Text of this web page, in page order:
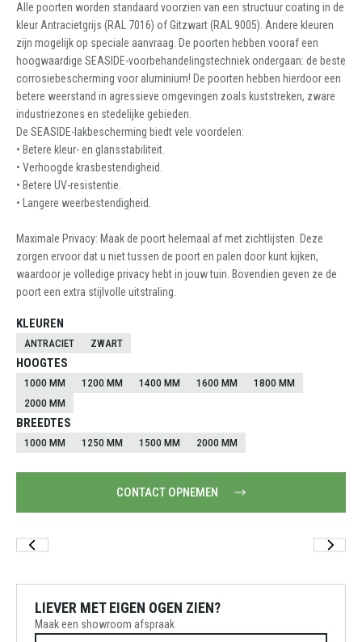
Alle poorten worden standaard voorzien van een structuur coating in de
kleur Antracietgrijs (RAL 7016) of Gitzwart (RAL 9005). Andere kleuren
zijn mogelijk op speciale aanvraag. De poorten hebben vooraf een
hoogwaardige SEASIDE-voorbehandelingstechniek ondergaan: de beste
corrosiebescherming voor aluminium! De poorten hebben hierdoor een
betere weerstand in agressieve omgevingen zoals kuststreken, zware
industriezones en stedelijke gebieden.
De SEASIDE-lakbescherming biedt vele voordelen:
• Betere kleur- en glansstabiliteit.
• Verhoogde krasbestendigheid.
• Betere UV-resistentie.
• Langere weerbestendigheid.
Maximale Privacy: Maak de poort helemaal af met zichtlijsten. Deze
zorgen ervoor dat u niet tussen de poort en palen door kunt kijken,
waardoor je volledige privacy hebt in jouw tuin. Bovendien geven ze de
poort een extra stijlvolle uitstraling.
KLEUREN
ANTRACIET ZWART
HOOGTES
1000 MM 1200 MM 1400 MM 1600 MM
1800 MM
2000 MM
BREEDTES
1000 MM 1250 MM 1500 MM 2000 MM
CONTACT OPNEMEN
LIEVER MET EIGEN OGEN ZIEN?
Maak een showroom afspraak